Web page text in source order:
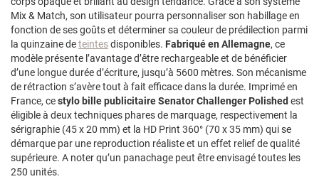
Mix & Match, son utilisateur pourra personnaliser son habillage en
fonction de ses goûts et déterminer sa couleur de prédilection parmi
la quinzaine deteintesdisponibles. Fabriqué en Allemagne, ce
modèle présente l’avantage d’être rechargeable et de bénéficier
d’une longue durée d’écriture, jusqu’à 5600 mètres. Son mécanisme
de rétraction s’avère tout à fait efficace dans la durée. Imprimé en
France, cestylo bille publicitaire Senator Challenger Polished est
éligible à deux techniques phares de marquage, respectivement la
sérigraphie (45 x 20 mm) et la HD Print 360° (70 x 35 mm) qui se
démarque par une reproduction réaliste et un effet relief de qualité
supérieure. A noter qu’un panachage peut être envisagé toutes les
250 unités.